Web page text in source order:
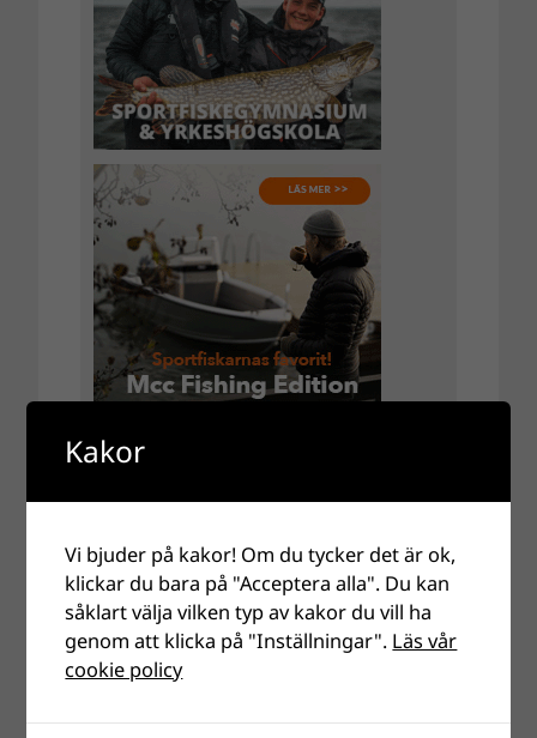
Kakor
Vi bjuder på kakor! Om du tycker det är ok,
klickar du bara på "Acceptera alla". Du kan
såklart välja vilken typ av kakor du vill ha
genom att klicka på "Inställningar". Läs vår
cookie policy